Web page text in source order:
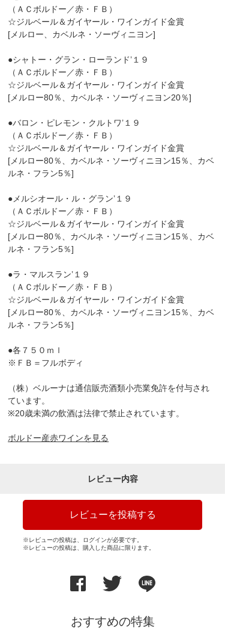
（ＡＣボルドー／赤・ＦＢ）
☆ジルベール＆ガイヤール・ワインガイド金賞
[メルロー、カベルネ・ソーヴィニヨン]
●シャトー・グラン・ローランド’１９
（ＡＣボルドー／赤・ＦＢ）
☆ジルベール＆ガイヤール・ワインガイド金賞
[メルロー80％、カベルネ・ソーヴィニヨン20％]
●バロン・ピレモン・クルトワ’１９
（ＡＣボルドー／赤・ＦＢ）
☆ジルベール＆ガイヤール・ワインガイド金賞
[メルロー80％、カベルネ・ソーヴィニヨン15％、カベ
ルネ・フラン5％]
●メルシオール・ル・グラン’１９
（ＡＣボルドー／赤・ＦＢ）
☆ジルベール＆ガイヤール・ワインガイド金賞
[メルロー80％、カベルネ・ソーヴィニヨン15％、カベ
ルネ・フラン5％]
●ラ・マルスラン’１９
（ＡＣボルドー／赤・ＦＢ）
☆ジルベール＆ガイヤール・ワインガイド金賞
[メルロー80％、カベルネ・ソーヴィニヨン15％、カベ
ルネ・フラン5％]
●各７５０ｍｌ
※ＦＢ＝フルボディ
（株）ベルーナは通信販売酒類小売業免許を付与され
ています。
※20歳未満の飲酒は法律で禁止されています。
ボルドー産赤ワインを見る
レビュー内容
レビューを投稿する
※レビューの投稿は、ログインが必要です。
※レビューの投稿は、購入した商品に限ります。
おすすめの特集